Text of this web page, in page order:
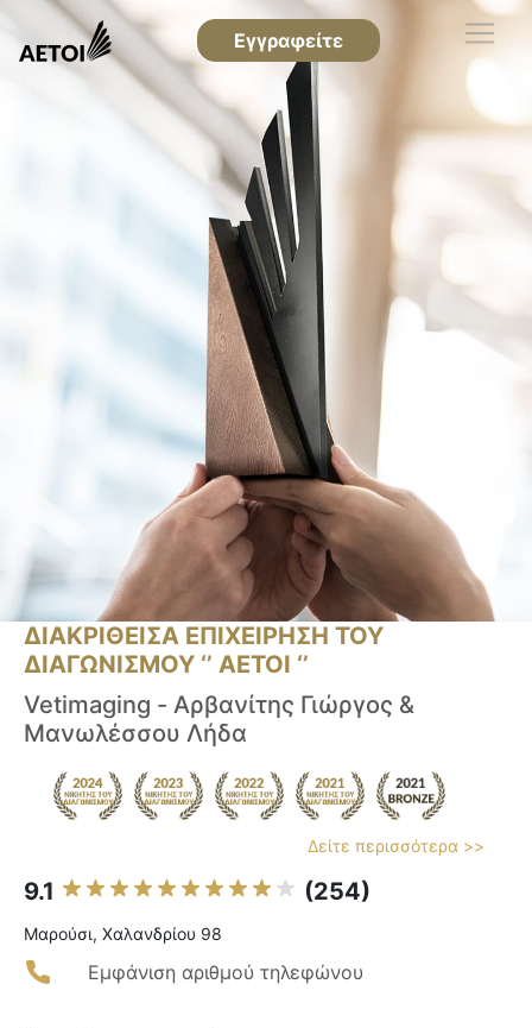
Εγγραφείτε
ΔΙΑΚΡΙΘΕΙΣΑ ΕΠΙΧΕΙΡΗΣΗ ΤΟΥ
ΔΙΑΓΩΝΙΣΜΟΥ ‘’ ΑΕΤΟΙ ‘’
Vetimaging - Αρβανίτης Γιώργος &
Μανωλέσσου Λήδα
Δείτε περισσότερα >>
9.1 (254)
Μαρούσι, Χαλανδρίου 98
Εμφάνιση αριθμού τηλεφώνου